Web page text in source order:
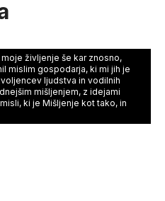
življenje še kar znosno,
mislim gospodarja, ki mi jih je
ljudstva in vodilnih
mišljenjem, z idejami
ki je Mišljenje kot tako, in